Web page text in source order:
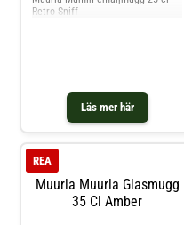
Läs mer här
Retro Sniff
Muurla Muurla Glasmugg
35 Cl Amber
REA